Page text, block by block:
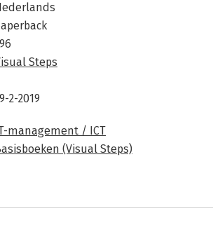
Steps
2-2019
management / ICT
(Visual Steps)